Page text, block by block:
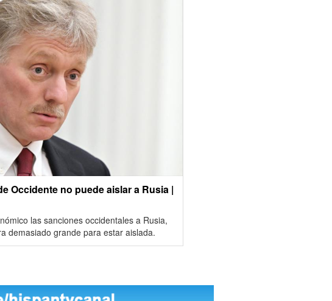
Occidente no puede aislar a Rusia |
las sanciones occidentales a Rusia,
demasiado grande para estar aislada.